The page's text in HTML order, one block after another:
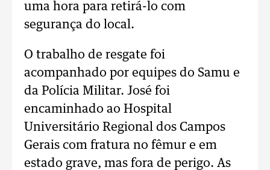
uma hora para retirá-lo com
segurança do local.
O trabalho de resgate foi
acompanhado por equipes do Samu e
da Polícia Militar. José foi
encaminhado ao Hospital
Universitário Regional dos Campos
Gerais com fratura no fêmur e em
estado grave, mas fora de perigo. As